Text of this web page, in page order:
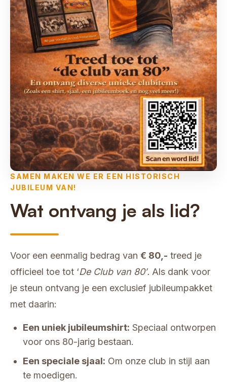
SAMEN MAKEN WE ER EEN HISTORISCH
JUBILEUM VAN!
Wat ontvang je als lid?
Voor een eenmalig bedrag van € 80,- treed je
officieel toe tot ‘De Club van 80′. Als dank voor
je steun ontvang je een exclusief jubileumpakket
met daarin:
Een uniek jubileumshirt: Speciaal ontworpen
voor ons 80-jarig bestaan.
Een speciale sjaal: Om onze club in stijl aan
te moedigen.